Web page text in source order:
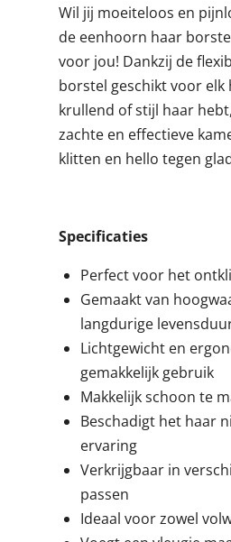
Wil jij moeiteloos en
de eenhoorn haar
voor jou! Dankzij de
borstel geschikt voor elk
krullend of stijl haar
zachte en effectieve
klitten en hello tegen
Specificaties
Perfect voor het
Gemaakt van
langdurige
Lichtgewicht en
gemakkelijk gebruik
Makkelijk schoon te
Beschadigt het haar
ervaring
Verkrijgbaar in
passen
Ideaal voor zowel